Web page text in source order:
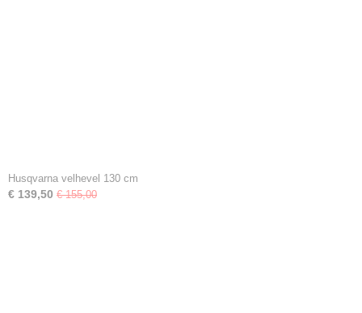
Husqvarna velhevel 130 cm
€ 139,50 € 155,00